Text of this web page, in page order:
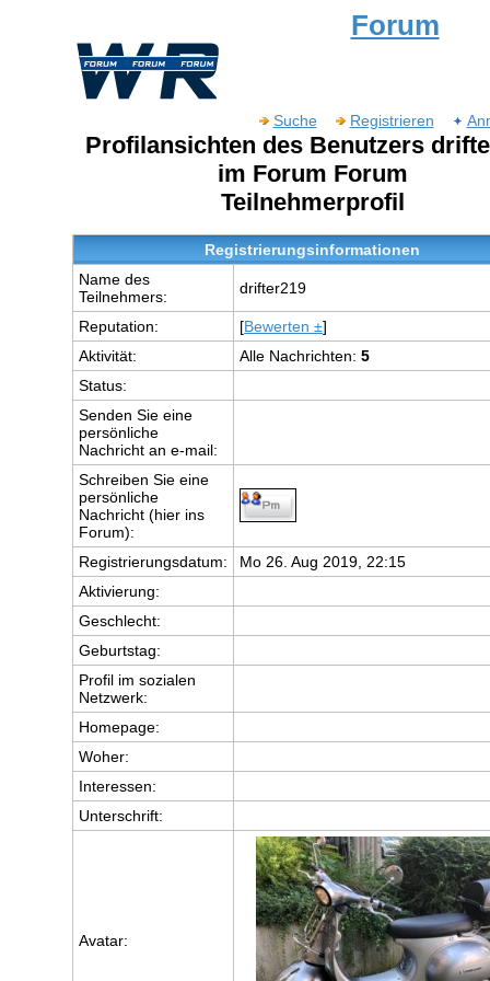
Forum
Suche Registrieren
Profilansichten des Benutzers
im Forum Forum
Teilnehmerprofil
Registrierungsinformationen
Name des
Teilnehmers:
drifter219
Reputation: [Bewerten ±]
Aktivität:
Alle Nachrichten: 5
Status:
Senden Sie eine
persönliche
Nachricht an e-mail:
Schreiben Sie eine
persönliche
Nachricht (hier ins
Forum):
Registrierungsdatum:
Mo 26. Aug 2019, 22:15
Aktivierung:
Geschlecht:
Geburtstag:
Profil im sozialen
Netzwerk:
Homepage:
Woher:
Interessen:
Unterschrift:
Avatar: